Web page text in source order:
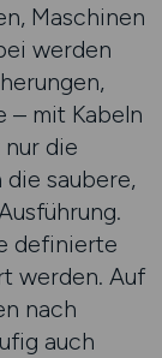
Maschinen
werden
– mit Kabeln
die
saubere,
definierte
werden. Auf
nach
auch